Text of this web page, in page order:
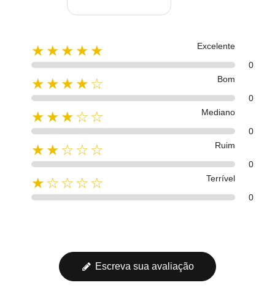
★★★★★
Excelente
0
★★★★☆
Bom
0
★★★☆☆
Mediano
0
★★☆☆☆
Ruim
0
★☆☆☆☆
Terrível
0
Escreva sua avaliação